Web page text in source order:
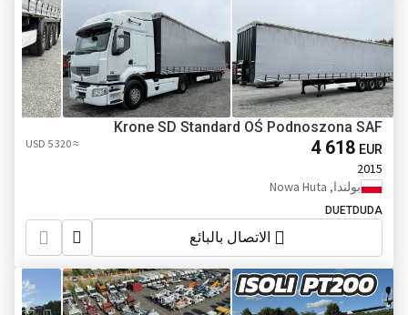
Krone SD Standard OŚ Podnoszona SAF
4 618 EUR
≈ 5 320 USD
2015
بولندا, Nowa Huta
DUETDUDA
الاتصال بالبائع